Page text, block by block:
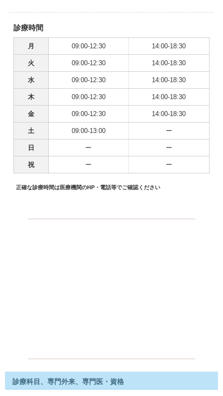
診療時間
月 09:00-12:30 14:00-18:30
火 09:00-12:30 14:00-18:30
水 09:00-12:30 14:00-18:30
木 09:00-12:30 14:00-18:30
金 09:00-12:30 14:00-18:30
土 09:00-13:00 ー
日 ー ー
祝 ー ー
正確な診療時間は医療機関のHP・電話等でご確認ください
診療科目、専門外来、専門医・資格